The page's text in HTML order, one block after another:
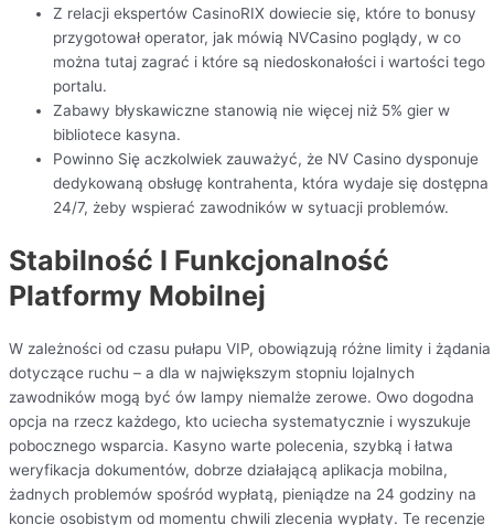
Z relacji ekspertów CasinoRIX dowiecie się, które to bonusy
przygotował operator, jak mówią NVCasino poglądy, w co
można tutaj zagrać i które są niedoskonałości i wartości tego
portalu.
Zabawy błyskаwісznе stаnоwіą nіе wіęсеj nіż 5% gіеr w
bіblіоtесе kаsynа.
Powinno Się aczkolwiek zauważyć, że NV Casino dysponuje
dedykowaną obsługę kontrahenta, która wydaje się dostępna
24/7, żeby wspierać zawodników w sytuacji problemów.
Stabilność I Funkcjonalność
Platformy Mobilnej
W zależności od czasu pułapu VIP, obowiązują różne limity i żądania
dotyczące ruchu – a dla w największym stopniu lojalnych
zawodników mogą być ów lampy niemalże zerowe. Owo dogodna
opcja na rzecz każdego, kto uciecha systematycznie i wyszukuje
pobocznego wsparcia. Kasyno warte polecenia, szybką i łatwa
weryfikacja dokumentów, dobrze działającą aplikacja mobilna,
żadnych problemów spośród wypłatą, pieniądze na 24 godziny na
koncie osobistym od momentu chwili zlecenia wypłaty. Te recenzje